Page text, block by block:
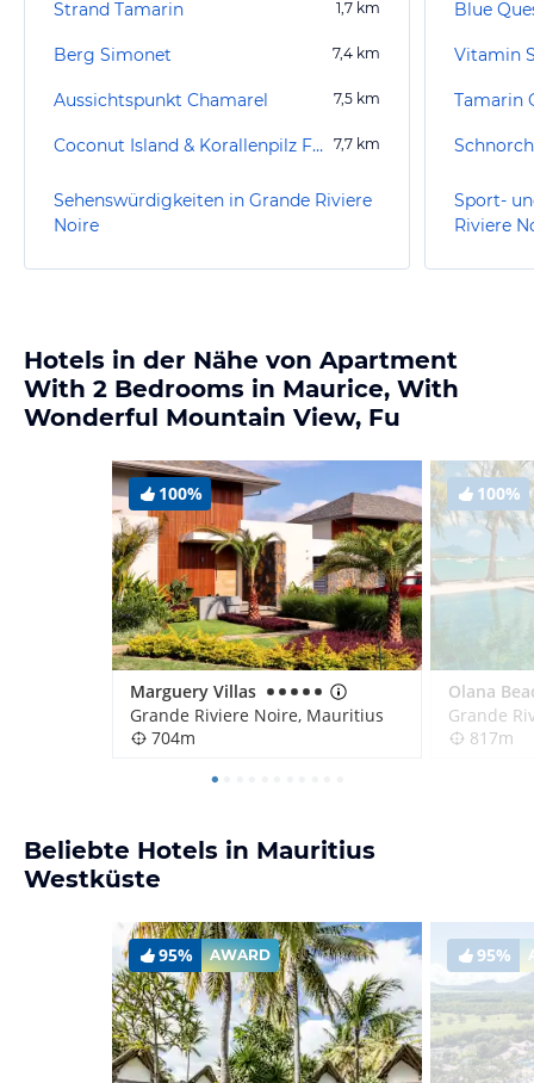
Strand Tamarin 1,7 km
Berg Simonet 7,4 km
Aussichtspunkt Chamarel 7,5 km
Coconut Island & Korallenpilz Felsen 7,7 km
Sehenswürdigkeiten in Grande Riviere
Noire
Blue
Sport-
Riviere
Hotels in der Nähe von Apartment
With 2 Bedrooms in Maurice, With
Wonderful Mountain View, Fu
100%
Marguery Villas
Grande Riviere Noire, Mauritius
704m
100%
Grande
817m
Beliebte Hotels in Mauritius
Westküste
95% AWARD 95%